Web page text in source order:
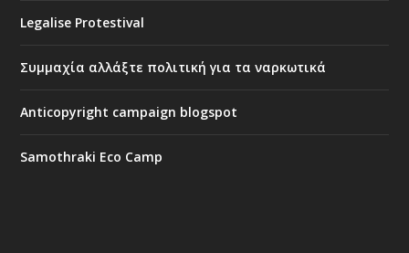
Legalise Protestival
Συμμαχία αλλάξτε πολιτική για τα ναρκωτικά
Anticopyright campaign blogspot
Samothraki Eco Camp